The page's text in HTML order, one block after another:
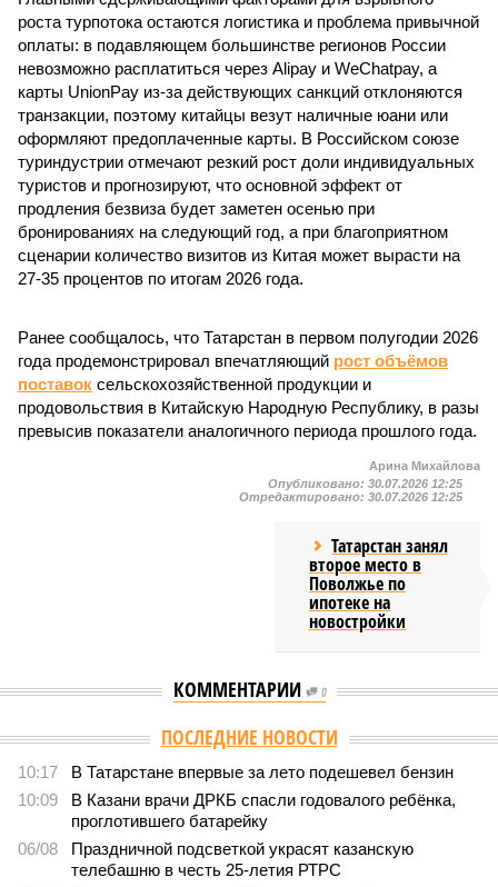
роста турпотока остаются логистика и проблема привычной
оплаты: в подавляющем большинстве регионов России
невозможно расплатиться через Alipay и WeChatpay, а
карты UnionPay из-за действующих санкций отклоняются
транзакции, поэтому китайцы везут наличные юани или
оформляют предоплаченные карты. В Российском союзе
туриндустрии отмечают резкий рост доли индивидуальных
туристов и прогнозируют, что основной эффект от
продления безвиза будет заметен осенью при
бронированиях на следующий год, а при благоприятном
сценарии количество визитов из Китая может вырасти на
27-35 процентов по итогам 2026 года.
Ранее сообщалось, что Татарстан в первом полугодии 2026
года продемонстрировал впечатляющий рост объёмов
поставок сельскохозяйственной продукции и
продовольствия в Китайскую Народную Республику, в разы
превысив показатели аналогичного периода прошлого года.
Арина Михайлова
Опубликовано: 30.07.2026 12:25
Отредактировано: 30.07.2026 12:25
Татарстан занял
второе место в
Поволжье по
ипотеке на
новостройки
КОММЕНТАРИИ 0
ПОСЛЕДНИЕ НОВОСТИ
10:17
В Татарстане впервые за лето подешевел бензин
10:09
В Казани врачи ДРКБ спасли годовалого ребёнка,
проглотившего батарейку
06/08
Праздничной подсветкой украсят казанскую
телебашню в честь 25-летия РТРС